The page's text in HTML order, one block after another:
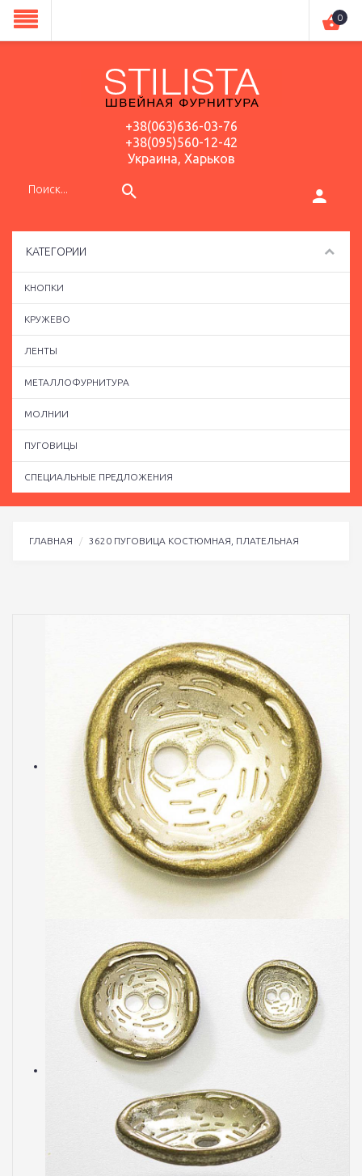
+38(063)636-03-76
+38(095)560-12-42
Украина, Харьков
0
КАТЕГОРИИ
КНОПКИ
КРУЖЕВО
ЛЕНТЫ
МЕТАЛЛОФУРНИТУРА
МОЛНИИ
ПУГОВИЦЫ
СПЕЦИАЛЬНЫЕ ПРЕДЛОЖЕНИЯ
ГЛАВНАЯ 3620 ПУГОВИЦА КОСТЮМНАЯ, ПЛАТЕЛЬНАЯ